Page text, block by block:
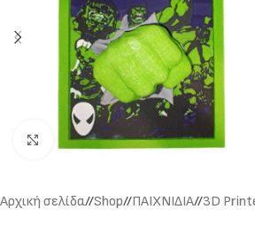
Click to enlarge
Αρχική σελίδα/ Shop/ ΠΑΙΧΝΙΔΙΑ/ 3D